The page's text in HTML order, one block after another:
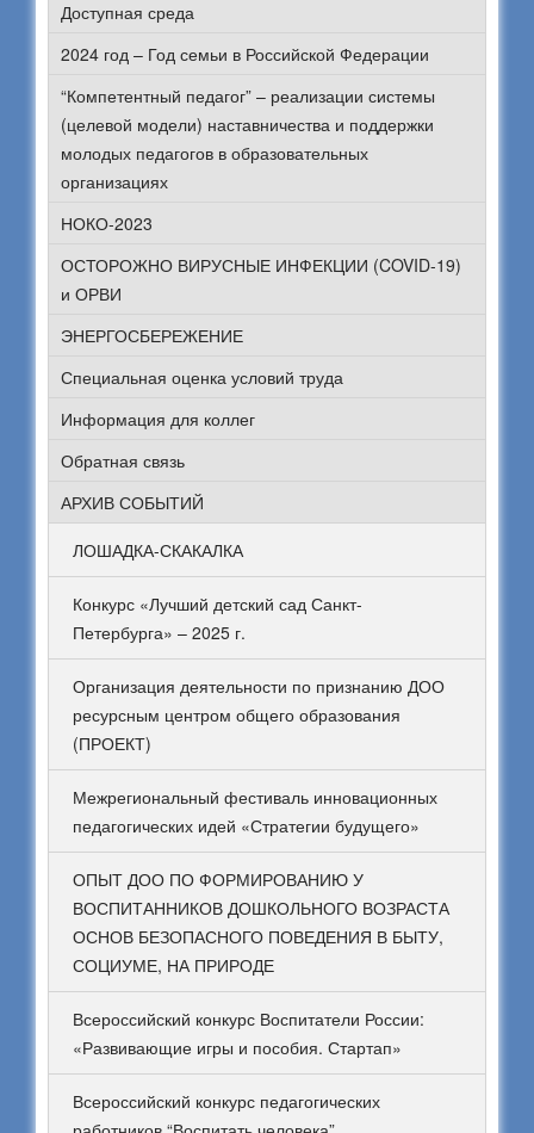
Доступная среда
2024 год – Год семьи в Российской Федерации
“Компетентный педагог” – реализации системы
(целевой модели) наставничества и поддержки
молодых педагогов в образовательных
организациях
НОКО-2023
ОСТОРОЖНО ВИРУСНЫЕ ИНФЕКЦИИ (COVID-19)
и ОРВИ
ЭНЕРГОСБЕРЕЖЕНИЕ
Специальная оценка условий труда
Информация для коллег
Обратная связь
АРХИВ СОБЫТИЙ
ЛОШАДКА-СКАКАЛКА
Конкурс «Лучший детский сад Санкт-
Петербурга» – 2025 г.
Организация деятельности по признанию ДОО
ресурсным центром общего образования
(ПРОЕКТ)
Межрегиональный фестиваль инновационных
педагогических идей «Стратегии будущего»
ОПЫТ ДОО ПО ФОРМИРОВАНИЮ У
ВОСПИТАННИКОВ ДОШКОЛЬНОГО ВОЗРАСТА
ОСНОВ БЕЗОПАСНОГО ПОВЕДЕНИЯ В БЫТУ,
СОЦИУМЕ, НА ПРИРОДЕ
Всероссийский конкурс Воспитатели России:
«Развивающие игры и пособия. Стартап»
Всероссийский конкурс педагогических